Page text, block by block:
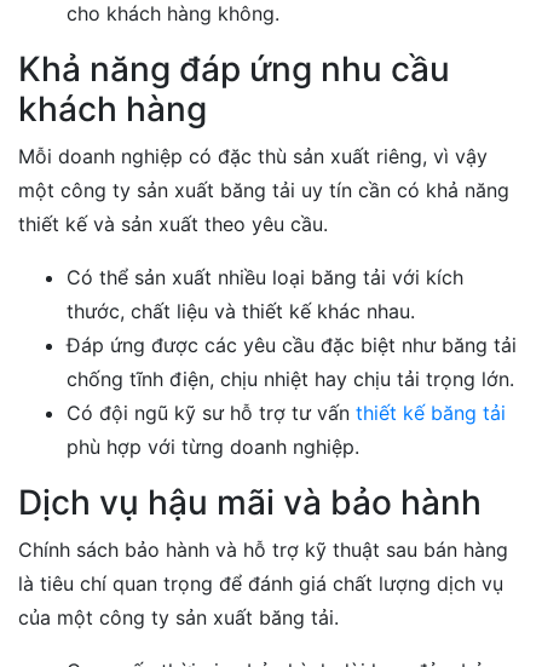
cho khách hàng không.
Khả năng đáp ứng nhu cầu
khách hàng
Mỗi doanh nghiệp có đặc thù sản xuất riêng, vì vậy
một công ty sản xuất băng tải uy tín cần có khả năng
thiết kế và sản xuất theo yêu cầu.
Có thể sản xuất nhiều loại băng tải với kích
thước, chất liệu và thiết kế khác nhau.
Đáp ứng được các yêu cầu đặc biệt như băng tải
chống tĩnh điện, chịu nhiệt hay chịu tải trọng lớn.
Có đội ngũ kỹ sư hỗ trợ tư vấn thiết kế băng tải
phù hợp với từng doanh nghiệp.
Dịch vụ hậu mãi và bảo hành
Chính sách bảo hành và hỗ trợ kỹ thuật sau bán hàng
là tiêu chí quan trọng để đánh giá chất lượng dịch vụ
của một công ty sản xuất băng tải.